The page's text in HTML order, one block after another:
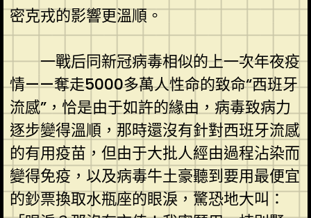
密克戎的影響更溫順。
一戰后同新冠病毒相似的上一次年夜疫
情——奪走5000多萬人性命的致命“西班牙
流感”，恰是由于如許的緣由，病毒致病力
逐步變得溫順，那時還沒有針對西班牙流感
的有用疫苗，但由于大批人經由過程沾染而
變得免疫，以及病毒牛土豪聽到要用最便宜
的鈔票換取水瓶座的眼淚，驚恐地大叫：